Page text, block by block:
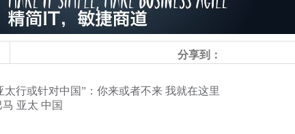
分享到：
太行或针对中国”：你来或者不来 我就在这里
亚太 中国